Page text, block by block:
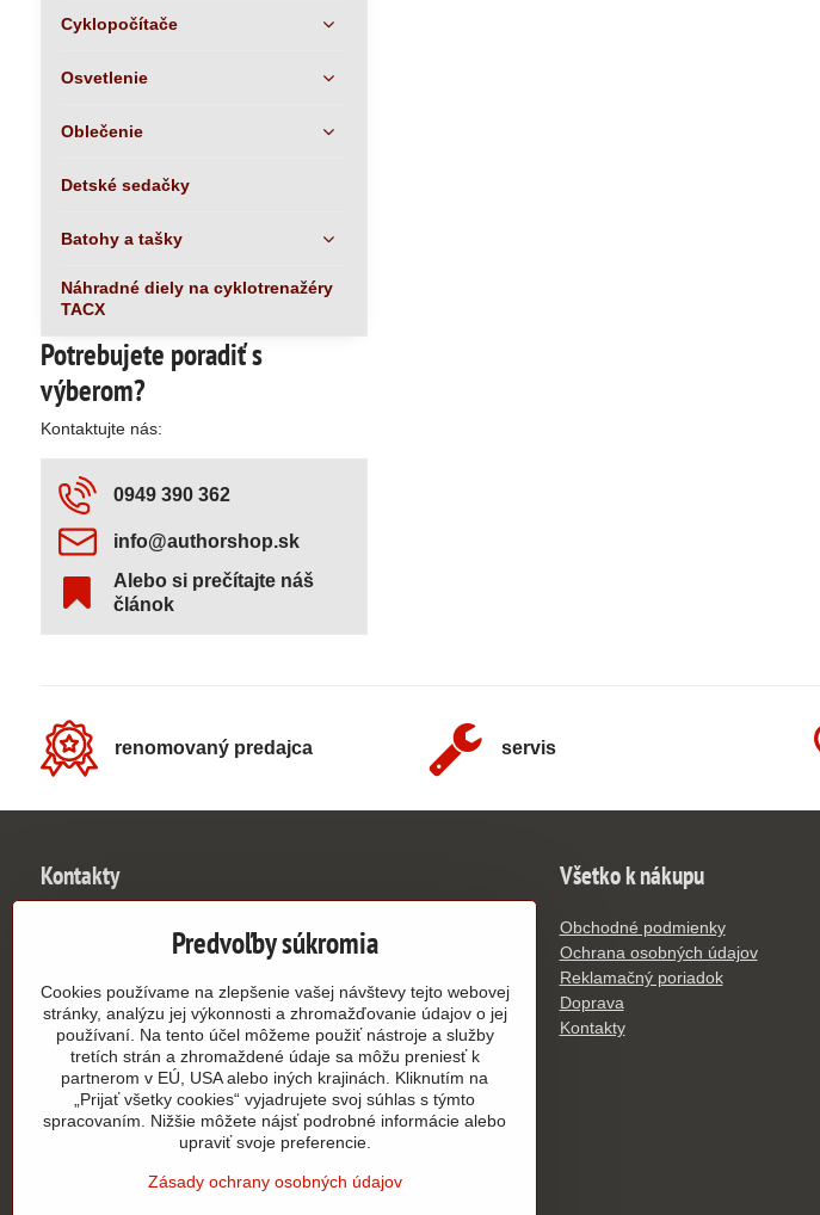
Cyklopočítače
Osvetlenie
Oblečenie
Detské sedačky
Batohy a tašky
Náhradné diely na cyklotrenažéry
TACX
Potrebujete poradiť s
výberom?
Kontaktujte nás:
0949 390 362
info​@authorshop​.sk
Alebo si prečítajte náš
článok
renomovaný predajca servis
Kontakty
Johanna Vaillanta 3046/3
osobný odber len po telefonickej dohode
0949 390 362
info​@authorshop​.sk
9:00 - 15:00
PO - PIA
Všetko k nákupu
Obchodné podmienky
Ochrana osobných údajov
Reklamačný poriadok
Doprava
Kontakty
Predvoľby súkromia
Cookies používame na zlepšenie vašej návštevy tejto webovej
stránky, analýzu jej výkonnosti a zhromažďovanie údajov o jej
používaní. Na tento účel môžeme použiť nástroje a služby
tretích strán a zhromaždené údaje sa môžu preniesť k
partnerom v EÚ, USA alebo iných krajinách. Kliknutím na
„Prijať všetky cookies“ vyjadrujete svoj súhlas s týmto
spracovaním. Nižšie môžete nájsť podrobné informácie alebo
upraviť svoje preferencie.
Zásady ochrany osobných údajov